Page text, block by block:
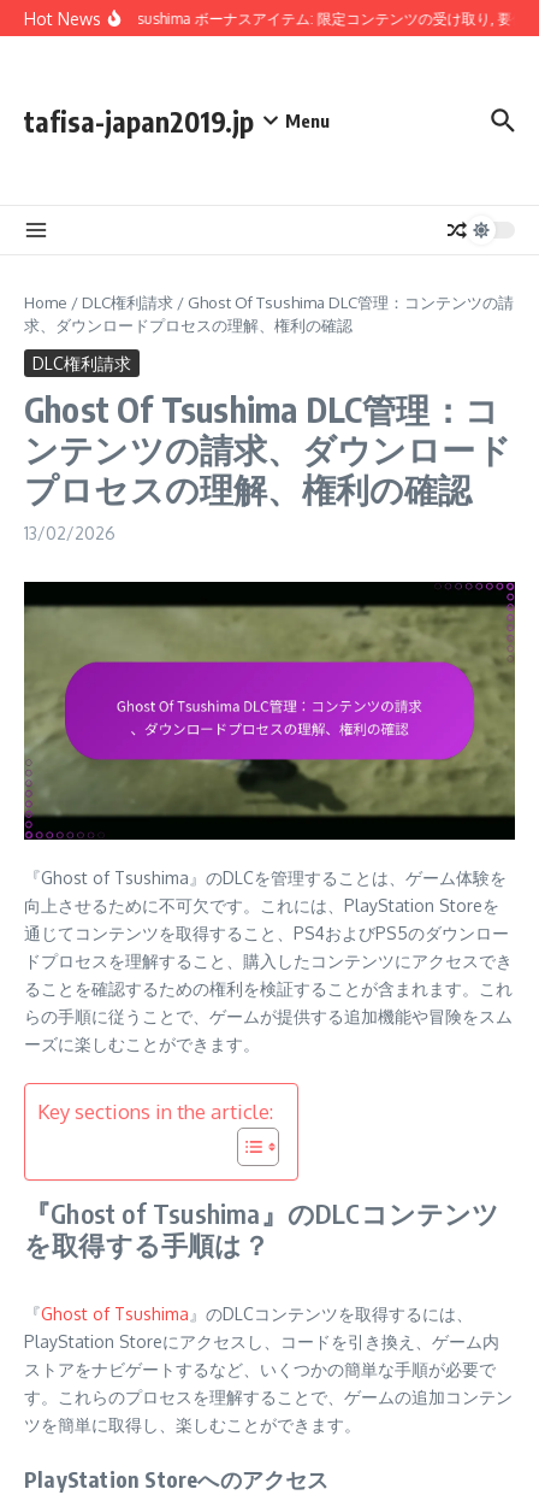
Skip to content
Hot News
Ghost Of Tsushima ボーナスアイテム: 限定コンテンツの受け取り, 要件の
tafisa-japan2019.jp Menu
Home / DLC権利請求 / Ghost Of Tsushima DLC管理：コンテンツの請
求、ダウンロードプロセスの理解、権利の確認
DLC権利請求
Ghost Of Tsushima DLC管理：コ
ンテンツの請求、ダウンロード
プロセスの理解、権利の確認
13/02/2026
『Ghost of Tsushima』のDLCを管理することは、ゲーム体験を
向上させるために不可欠です。これには、PlayStation Storeを
通じてコンテンツを取得すること、PS4およびPS5のダウンロー
ドプロセスを理解すること、購入したコンテンツにアクセスでき
ることを確認するための権利を検証することが含まれます。これ
らの手順に従うことで、ゲームが提供する追加機能や冒険をスム
ーズに楽しむことができます。
Key sections in the article:
『Ghost of Tsushima』のDLCコンテンツ
を取得する手順は？
『Ghost of Tsushima 』のDLCコンテンツを取得するには、
PlayStation Storeにアクセスし、コードを引き換え、ゲーム内
ストアをナビゲートするなど、いくつかの簡単な手順が必要で
す。これらのプロセスを理解することで、ゲームの追加コンテン
ツを簡単に取得し、楽しむことができます。
PlayStation Storeへのアクセス